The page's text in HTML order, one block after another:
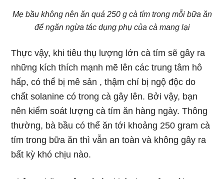
Mẹ bầu không nên ăn quá 250 g cà tím trong mỗi bữa ăn
để ngăn ngừa tác dụng phụ của cà mang lại
Thực vậy, khi tiêu thụ lượng lớn cà tím sẽ gây ra
những kích thích mạnh mẽ lên các trung tâm hô
hấp, có thể bị mê sản , thậm chí bị ngộ độc do
chất solanine có trong cà gây lên. Bởi vậy, bạn
nên kiểm soát lượng cà tím ăn hàng ngày. Thông
thường, bà bầu có thể ăn tới khoảng 250 gram cà
tím trong bữa ăn thì vẫn an toàn và không gây ra
bất kỳ khó chịu nào.